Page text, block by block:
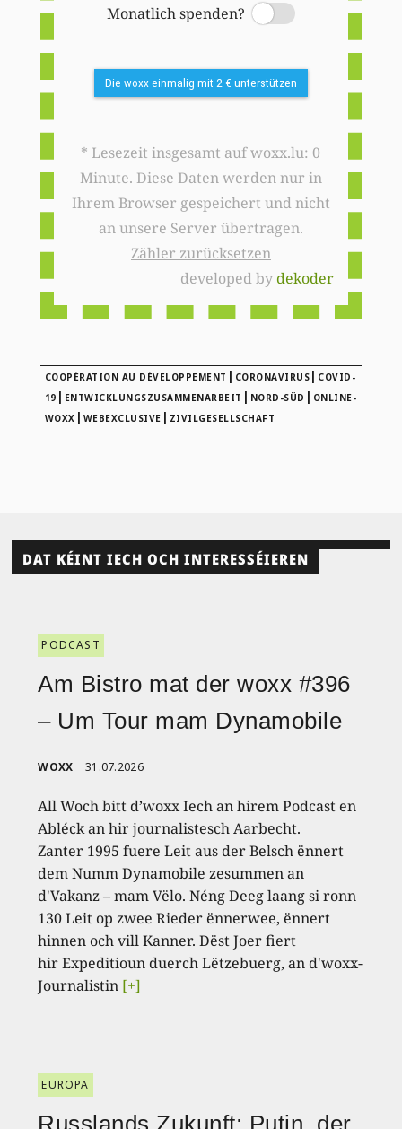
Monatlich spenden?
Switch
Die woxx einmalig mit 2 € unterstützen
* Lesezeit insgesamt auf woxx.lu: 0
Minute. Diese Daten werden nur in
Ihrem Browser gespeichert und nicht
an unsere Server übertragen.
Zähler zurücksetzen
developed bydekoder
COOPÉRATION AU DÉVELOPPEMENT | CORONAVIRUS | COVID-
19 | ENTWICKLUNGSZUSAMMENARBEIT | NORD-SÜD | ONLINE-
WOXX | WEBEXCLUSIVE | ZIVILGESELLSCHAFT
DAT KÉINT IECH OCH INTERESSÉIEREN
PODCAST
Am Bistro mat der woxx #396
– Um Tour mam Dynamobile
WOXX 31.07.2026
All Woch bitt d’woxx Iech an hirem Podcast en
Abléck an hir journalistesch Aarbecht.
Zanter 1995 fuere Leit aus der Belsch ënnert
dem Numm Dynamobile zesummen an
d'Vakanz – mam Vëlo. Néng Deeg laang si ronn
130 Leit op zwee Rieder ënnerwee, ënnert
hinnen och vill Kanner. Dëst Joer fiert
hir Expeditioun duerch Lëtzebuerg, an d'woxx-
Journalistin [+]
EUROPA